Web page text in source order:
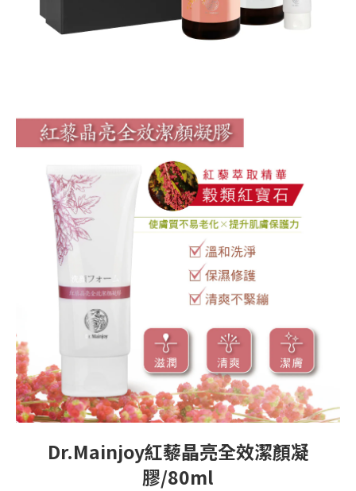
Dr.Mainjoy紅藜晶亮全效潔顏凝
膠/80ml